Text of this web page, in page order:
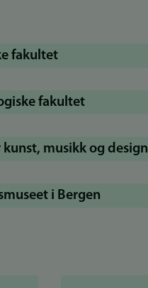
fakultet
fakultet
kunst, musikk og design
i Bergen